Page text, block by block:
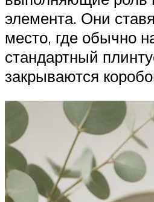
элемента. Они
место, где обычно
стандартный
закрываются